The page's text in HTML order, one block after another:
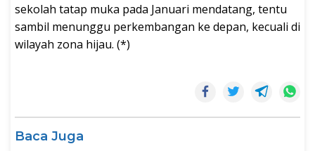
sekolah tatap muka pada Januari mendatang, tentu
sambil menunggu perkembangan ke depan, kecuali di
wilayah zona hijau. (*)
Baca Juga